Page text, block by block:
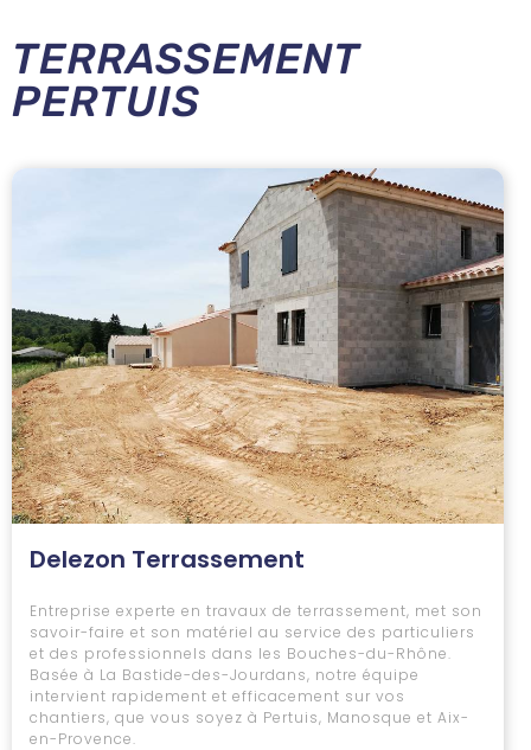
TERRASSEMENT
PERTUIS
Delezon Terrassement
Entreprise experte en travaux de terrassement, met son
savoir-faire et son matériel au service des particuliers
et des professionnels dans les Bouches-du-Rhône.
Basée à La Bastide-des-Jourdans, notre équipe
intervient rapidement et efficacement sur vos
chantiers, que vous soyez à Pertuis, Manosque et Aix-
en-Provence.